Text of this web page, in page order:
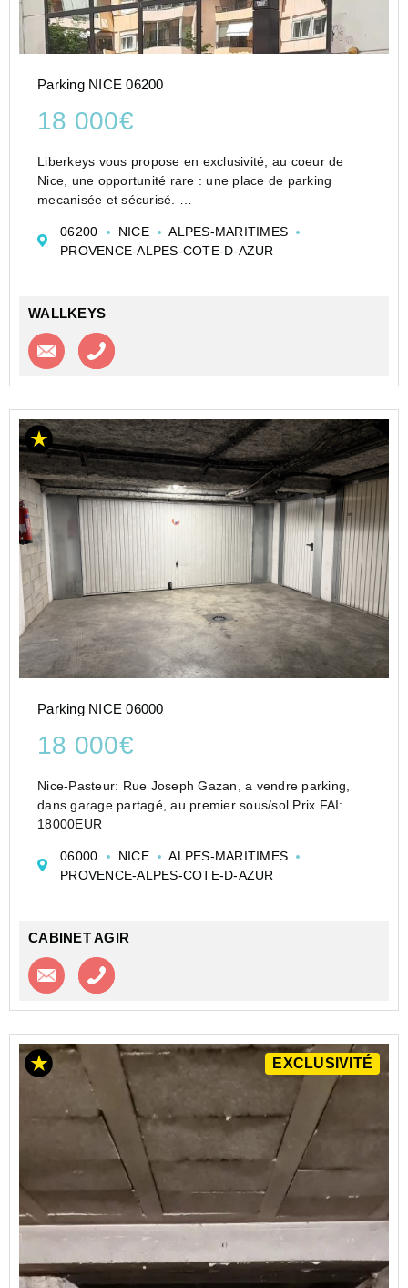
Parking NICE 06200
18 000€
Liberkeys vous propose en exclusivité, au coeur de
Nice, une opportunité rare : une place de parking
mecanisée et sécurisé.
tension sur le stationnement, offrant un accès immédiat
au front de mer, aux plages ...
06200 NICE
ALPES-MARITIMES
PROVENCE-ALPES-COTE-D-AZUR
WALLKEYS
Contacter l'agence
Parking NICE 06000
18 000€
Nice-Pasteur: Rue Joseph Gazan, a vendre parking,
dans garage partagé, au premier sous/sol.Prix FAI:
18000EUR
06000 NICE
ALPES-MARITIMES
PROVENCE-ALPES-COTE-D-AZUR
CABINET AGIR
Contacter l'agence
EXCLUSIVITÉ